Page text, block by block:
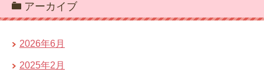
アーカイブ
2026年6月
2025年2月